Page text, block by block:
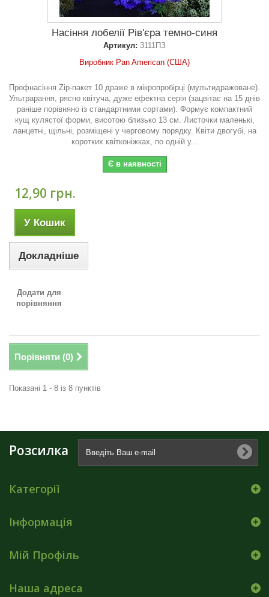
Насіння лобелії Рів'єра темно-синя
Артикул: 3111ПЗ
Виробник Pan American (США)
Профнасіння Zip-пакет 10 драже в мікропробірці (мультидражоване).
Ультрарання, рясно квітуча, дуже ефектна серія (зацвітає на 15 днів
раніше порівняно із стандартними сортами). Формує компактний
кущ кулястої форми, висотою близько 13 см. Листочки маленькі,
ланцетні, щільні, розміщені у черговому порядку. Квіти двогубі, на
коротких квітконіжках, по одній у...
Є в наявності
12,90 грн.
У Кошик
Докладніше
Додати для
порівняння
Порівняти (0)
Показані 1 - 8 із 8 пунктів
Розсилка
Категорії
Інформація
Мій Профіль
Наша адреса